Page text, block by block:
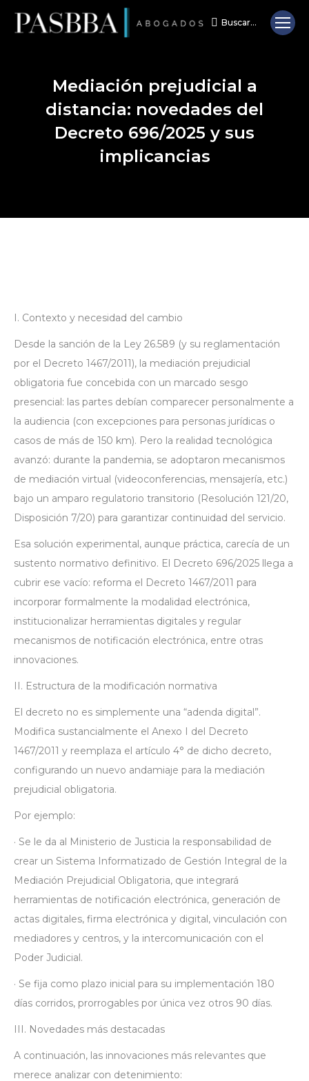
Search:
Buscar...
Mediación prejudicial a
distancia: novedades del
Decreto 696/2025 y sus
implicancias
I. Contexto y necesidad del cambio
Desde la sanción de la Ley 26.589 (y su reglamentación
por el Decreto 1467/2011), la mediación prejudicial
obligatoria fue concebida con un marcado sesgo
presencial: las partes debían comparecer personalmente a
la audiencia (con excepciones para personas jurídicas o
casos de más de 150 km). Pero la realidad tecnológica
avanzó: durante la pandemia, se adoptaron mecanismos
de mediación virtual (videoconferencias, mensajería, etc.)
bajo un amparo regulatorio transitorio (Resolución 121/20,
Disposición 7/20) para garantizar continuidad del servicio.
Esa solución experimental, aunque práctica, carecía de un
sustento normativo definitivo. El Decreto 696/2025 llega a
cubrir ese vacío: reforma el Decreto 1467/2011 para
incorporar formalmente la modalidad electrónica,
institucionalizar herramientas digitales y regular
mecanismos de notificación electrónica, entre otras
innovaciones.
II. Estructura de la modificación normativa
El decreto no es simplemente una “adenda digital”.
Modifica sustancialmente el Anexo I del Decreto
1467/2011 y reemplaza el artículo 4° de dicho decreto,
configurando un nuevo andamiaje para la mediación
prejudicial obligatoria.
Por ejemplo:
· Se le da al Ministerio de Justicia la responsabilidad de
crear un Sistema Informatizado de Gestión Integral de la
Mediación Prejudicial Obligatoria, que integrará
herramientas de notificación electrónica, generación de
actas digitales, firma electrónica y digital, vinculación con
mediadores y centros, y la intercomunicación con el
Poder Judicial.
· Se fija como plazo inicial para su implementación 180
días corridos, prorrogables por única vez otros 90 días.
III. Novedades más destacadas
A continuación, las innovaciones más relevantes que
merece analizar con detenimiento: